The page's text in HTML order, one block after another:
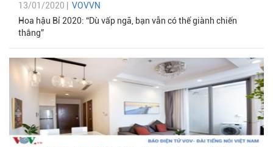
13/01/2020 | VOVVN
Hoa hậu Bỉ 2020: “Dù vấp ngã, bạn vẫn có thể giành chiến
thắng”